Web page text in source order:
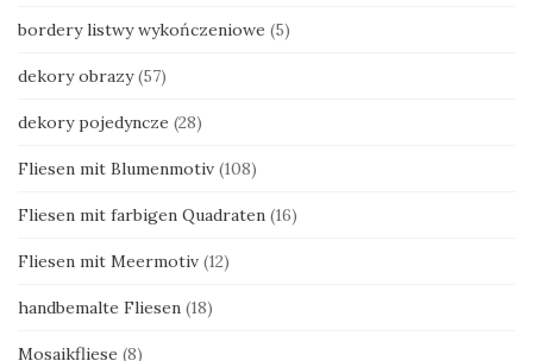
bordery listwy wykończeniowe (5)
dekory obrazy (57)
dekory pojedyncze (28)
Fliesen mit Blumenmotiv (108)
Fliesen mit farbigen Quadraten (16)
Fliesen mit Meermotiv (12)
handbemalte Fliesen (18)
Mosaikfliese (8)